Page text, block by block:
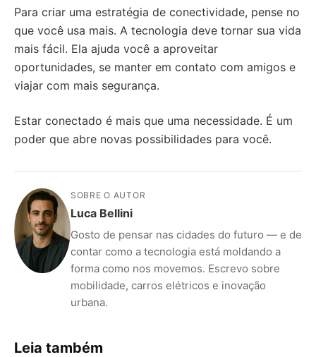
Para criar uma estratégia de conectividade, pense no
que você usa mais. A tecnologia deve tornar sua vida
mais fácil. Ela ajuda você a aproveitar
oportunidades, se manter em contato com amigos e
viajar com mais segurança.
Estar conectado é mais que uma necessidade. É um
poder que abre novas possibilidades para você.
SOBRE O AUTOR
Luca Bellini
Gosto de pensar nas cidades do futuro — e de
contar como a tecnologia está moldando a
forma como nos movemos. Escrevo sobre
mobilidade, carros elétricos e inovação
urbana.
Leia também